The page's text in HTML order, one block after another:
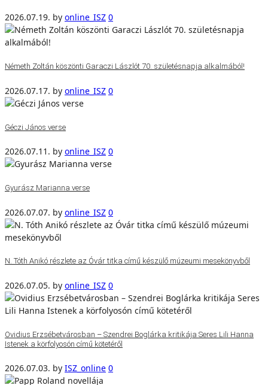
2026.07.19. by online_ISZ 0
Németh Zoltán köszönti Garaczi Lászlót 70. születésnapja alkalmából!
2026.07.17. by online_ISZ 0
Géczi János verse
2026.07.11. by online_ISZ 0
Gyurász Marianna verse
2026.07.07. by online_ISZ 0
N. Tóth Anikó részlete az Óvár titka című készülő múzeumi mesekönyvből
2026.07.05. by online_ISZ 0
Ovidius Erzsébetvárosban – Szendrei Boglárka kritikája Seres Lili Hanna
Istenek a körfolyosón című kötetéről
2026.07.03. by ISZ_online 0